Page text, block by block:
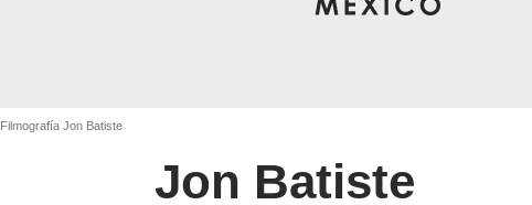
Filmografía Jon Batiste
Jon Batiste